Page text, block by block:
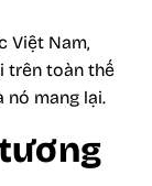
Việt Nam,
trên toàn thế
nó mang lại.